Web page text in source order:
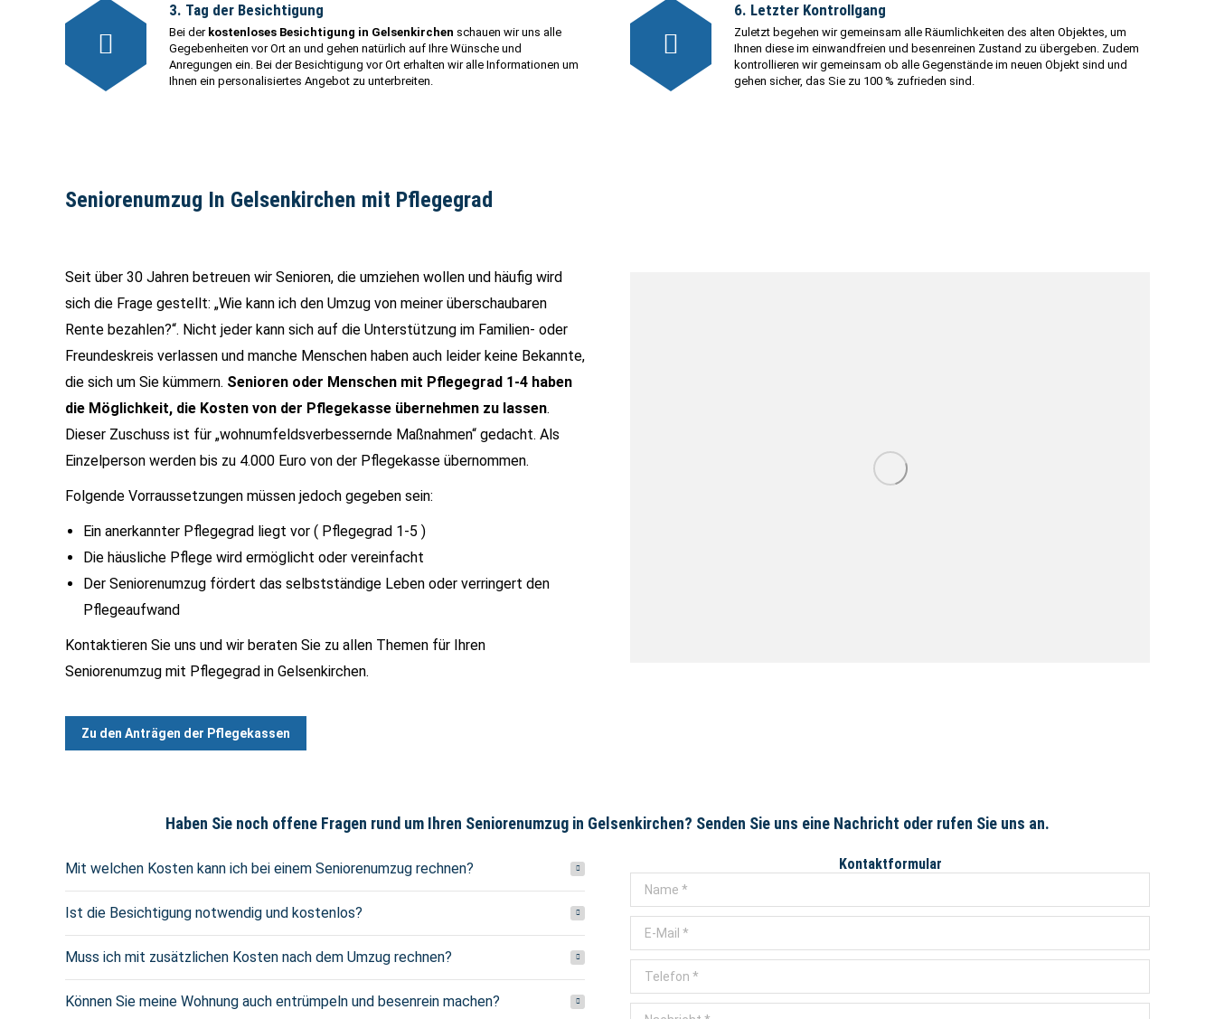
3. Tag der Besichtigung
Bei der kostenloses Besichtigung in Gelsenkirchen schauen wir uns alle
Gegebenheiten vor Ort an und gehen natürlich auf Ihre Wünsche und
Anregungen ein. Bei der Besichtigung vor Ort erhalten wir alle Informationen um
Ihnen ein personalisiertes Angebot zu unterbreiten.
6. Letzter Kontrollgang
Zuletzt begehen wir gemeinsam alle Räumlichkeiten des alten Objektes, um
Ihnen diese im einwandfreien und besenreinen Zustand zu übergeben. Zudem
kontrollieren wir gemeinsam ob alle Gegenstände im neuen Objekt sind und
gehen sicher, das Sie zu 100 % zufrieden sind.
Seniorenumzug In Gelsenkirchen mit Pflegegrad
Seit über 30 Jahren betreuen wir Senioren, die umziehen wollen und häufig wird
sich die Frage gestellt: „Wie kann ich den Umzug von meiner überschaubaren
Rente bezahlen?“. Nicht jeder kann sich auf die Unterstützung im Familien- oder
Freundeskreis verlassen und manche Menschen haben auch leider keine Bekannte,
die sich um Sie kümmern. Senioren oder Menschen mit Pflegegrad 1-4 haben
die Möglichkeit, die Kosten von der Pflegekasse übernehmen zu lassen.
Dieser Zuschuss ist für „wohnumfeldsverbessernde Maßnahmen“ gedacht. Als
Einzelperson werden bis zu 4.000 Euro von der Pflegekasse übernommen.
Folgende Vorraussetzungen müssen jedoch gegeben sein:
Ein anerkannter Pflegegrad liegt vor ( Pflegegrad 1-5 )
Die häusliche Pflege wird ermöglicht oder vereinfacht
Der Seniorenumzug fördert das selbstständige Leben oder verringert den
Pflegeaufwand
Kontaktieren Sie uns und wir beraten Sie zu allen Themen für Ihren
Seniorenumzug mit Pflegegrad in Gelsenkirchen.
Zu den Anträgen der Pflegekassen
Haben Sie noch offene Fragen rund um Ihren Seniorenumzug in Gelsenkirchen? Senden Sie uns eine Nachricht oder rufen Sie uns an.
Mit welchen Kosten kann ich bei einem Seniorenumzug rechnen?
Ist die Besichtigung notwendig und kostenlos?
Muss ich mit zusätzlichen Kosten nach dem Umzug rechnen?
Können Sie meine Wohnung auch entrümpeln und besenrein machen?
Kontaktformular
Name *
E-Mail *
Telefon *